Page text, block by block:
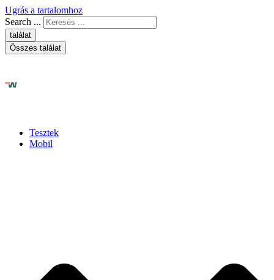
Ugrás a tartalomhoz
Search ...
találat
Összes találat
Tesztek
Mobil